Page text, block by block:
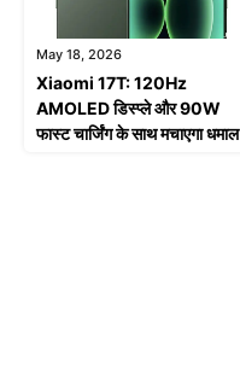
May 18, 2026
Xiaomi 17T: 120Hz
AMOLED डिस्प्ले और 90W
फास्ट चार्जिंग के साथ मचाएगा धमाल